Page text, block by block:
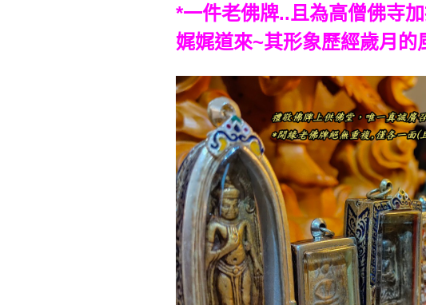
*一件老佛牌..且為高僧佛寺
娓娓道來~其形象歷經歲月的